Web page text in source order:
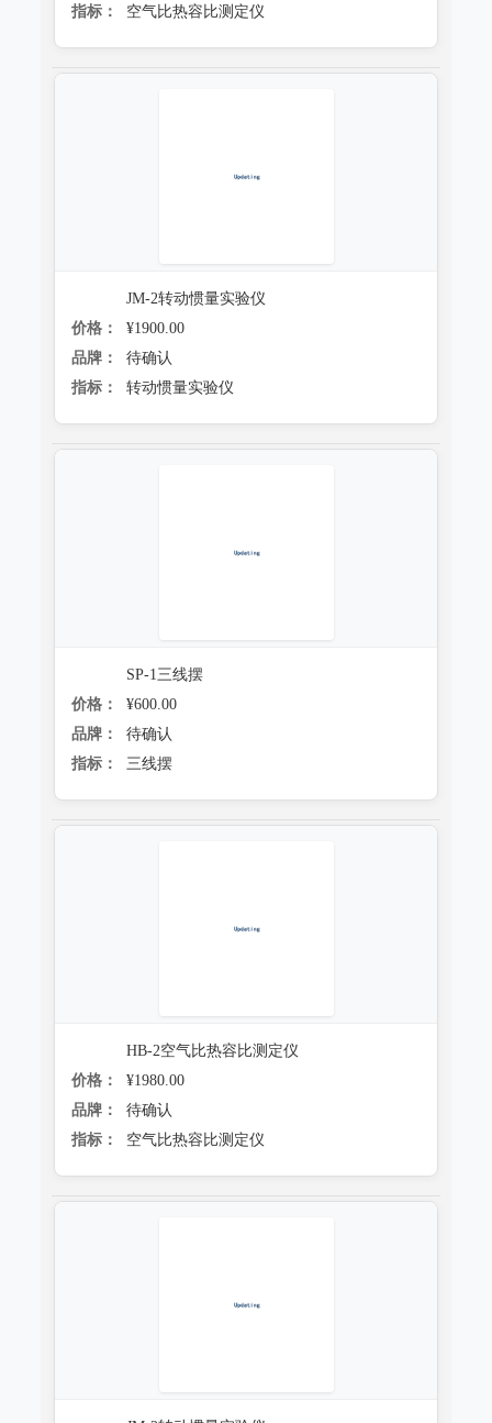
指标：
空气比热容比测定仪
JM-2转动惯量实验仪
价格：
¥1900.00
品牌：
待确认
指标：
转动惯量实验仪
SP-1三线摆
价格：
¥600.00
品牌：
待确认
指标：
三线摆
HB-2空气比热容比测定仪
价格：
¥1980.00
品牌：
待确认
指标：
空气比热容比测定仪